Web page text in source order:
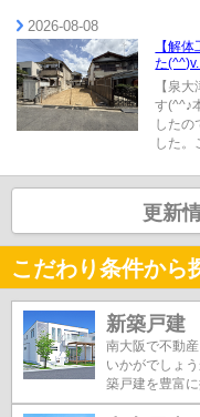
2026-08-08
【解
た
【泉
す(^^♪
したの
した。
更新
こだわり条件から
新築戸建
南大阪で不動
いかがでしょ
築戸建を豊富に